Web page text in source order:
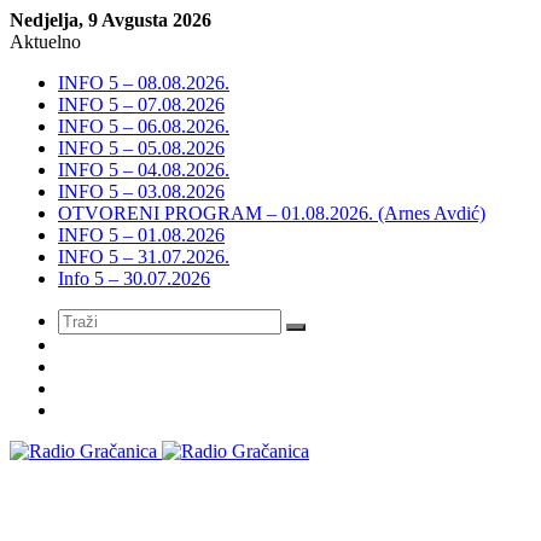
Nedjelja, 9 Avgusta 2026
Aktuelno
INFO 5 – 08.08.2026.
INFO 5 – 07.08.2026
INFO 5 – 06.08.2026.
INFO 5 – 05.08.2026
INFO 5 – 04.08.2026.
INFO 5 – 03.08.2026
OTVORENI PROGRAM – 01.08.2026. (Arnes Avdić)
INFO 5 – 01.08.2026
INFO 5 – 31.07.2026.
Info 5 – 30.07.2026
Meni